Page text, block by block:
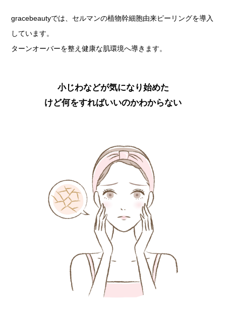
gracebeautyでは、セルマンの植物幹細胞由来ピーリングを導入
しています。
ターンオーバーを整え健康な肌環境へ導きます。
小じわなどが気になり始めた
けど何をすればいいのかわからない